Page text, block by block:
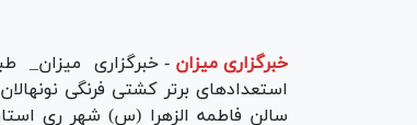
خبرگزاری میزان - خبرگزاری میزان_
سالن فاطمه الزهرا (س) شهر ری